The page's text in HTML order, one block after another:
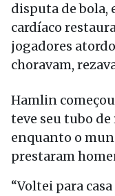
disputa de bola,
cardíaco
jogadores
choravam,
Hamlin
teve seu tubo
enquanto o
prestaram
“Voltei para